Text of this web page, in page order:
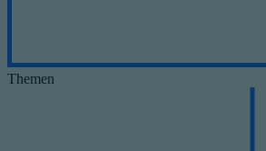
Themen